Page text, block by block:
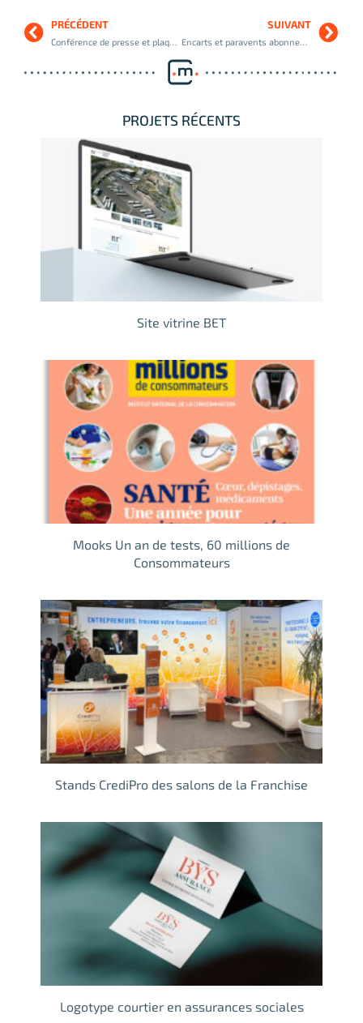
PRÉCÉDENT
Conférence de presse et plaquette du baromètre CrediPro 2017
SUIVANT
Encarts et paravents abonnements et offres spéciales, PGV Maison
PROJETS RÉCENTS
Site vitrine BET
Mooks Un an de tests, 60 millions de
Consommateurs
Stands CrediPro des salons de la Franchise
Logotype courtier en assurances sociales